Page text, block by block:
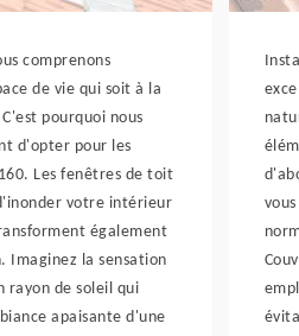
comprenons
de vie qui soit à la
pourquoi nous
d'opter pour les
Les fenêtres de toit
votre intérieur
également
Imaginez la sensation
rayon de soleil qui
apaisante d'une